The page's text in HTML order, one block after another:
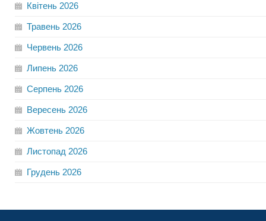
Квітень 2026
Травень 2026
Червень 2026
Липень 2026
Серпень 2026
Вересень 2026
Жовтень 2026
Листопад 2026
Грудень 2026